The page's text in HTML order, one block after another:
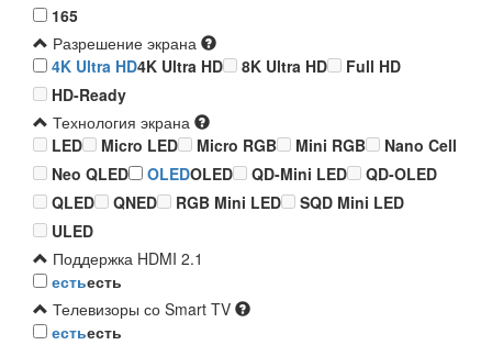
165
Разрешение экрана
4K Ultra HD4K Ultra HD 8K Ultra HD
Full HD
HD-Ready
Технология экрана
LED
Micro LED Micro RGB Mini RGB
Nano Cell
Neo QLED
OLEDOLED QD-Mini LED
QD-OLED
QLED
QNED RGB Mini LED
SQD Mini LED
ULED
Поддержка HDMI 2.1
естьесть
Телевизоры со Smart TV
естьесть